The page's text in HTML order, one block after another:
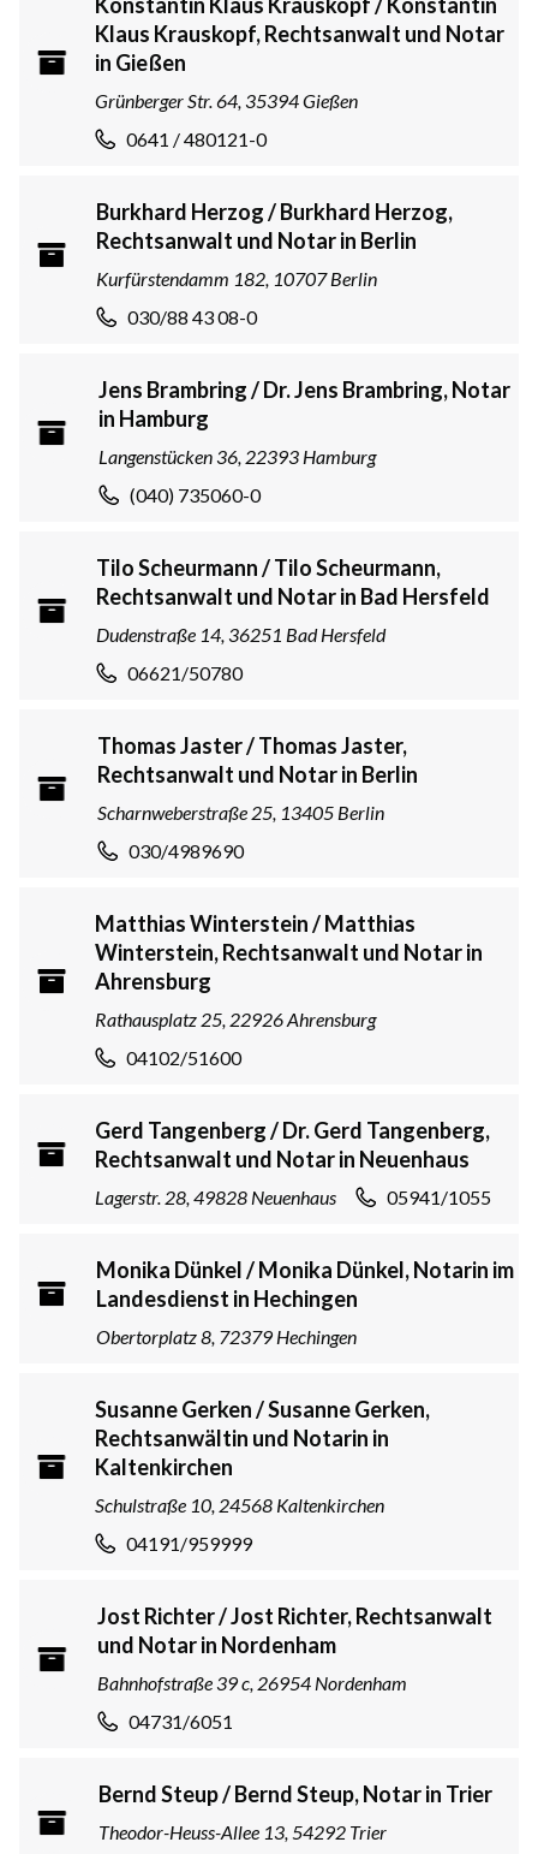
Klaus Krauskopf, Rechtsanwalt und Notar
in Gießen
Grünberger Str. 64, 35394 Gießen
0641 / 480121-0
Burkhard Herzog / Burkhard Herzog,
Rechtsanwalt und Notar in Berlin
Kurfürstendamm 182, 10707 Berlin
030/88 43 08-0
Jens Brambring / Dr. Jens Brambring, Notar
in Hamburg
Langenstücken 36, 22393 Hamburg
(040) 735060-0
Tilo Scheurmann / Tilo Scheurmann,
Rechtsanwalt und Notar in Bad Hersfeld
Dudenstraße 14, 36251 Bad Hersfeld
06621/50780
Thomas Jaster / Thomas Jaster,
Rechtsanwalt und Notar in Berlin
Scharnweberstraße 25, 13405 Berlin
030/4989690
Matthias Winterstein / Matthias
Winterstein, Rechtsanwalt und Notar in
Ahrensburg
Rathausplatz 25, 22926 Ahrensburg
04102/51600
Gerd Tangenberg / Dr. Gerd Tangenberg,
Rechtsanwalt und Notar in Neuenhaus
Lagerstr. 28, 49828 Neuenhaus 05941/1055
Monika Dünkel / Monika Dünkel, Notarin im
Landesdienst in Hechingen
Obertorplatz 8, 72379 Hechingen
Susanne Gerken / Susanne Gerken,
Rechtsanwältin und Notarin in
Kaltenkirchen
Schulstraße 10, 24568 Kaltenkirchen
04191/959999
Jost Richter / Jost Richter, Rechtsanwalt
und Notar in Nordenham
Bahnhofstraße 39 c, 26954 Nordenham
04731/6051
Bernd Steup / Bernd Steup, Notar in Trier
Theodor-Heuss-Allee 13, 54292 Trier